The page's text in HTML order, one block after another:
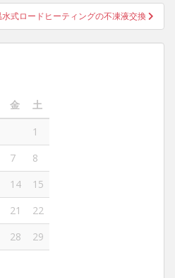
水式ロードヒーティングの不凍液交換
金
土
1
7
8
14
15
21
22
28
29